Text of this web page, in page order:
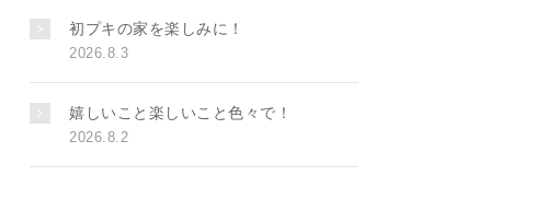
初プキの家を楽しみに！
2026.8.3
嬉しいこと楽しいこと色々で！
2026.8.2